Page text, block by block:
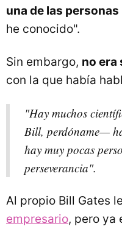
una de las
he conocido".
Sin embargo, no era
con la que había
"Hay muchos
Bill, perdóname—
hay muy pocas
perseverancia".
Al propio Bill Gates
empresario, pero ya